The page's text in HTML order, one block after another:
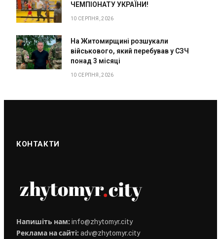
ЧЕМПІОНАТУ УКРАЇНИ!
10 СЕРПНЯ, 2026
На Житомирщині розшукали
військового, який перебував у СЗЧ
понад 3 місяці
10 СЕРПНЯ, 2026
КОНТАКТИ
Напишіть нам: info@zhytomyr.city
Реклама на сайті: adv@zhytomyr.city